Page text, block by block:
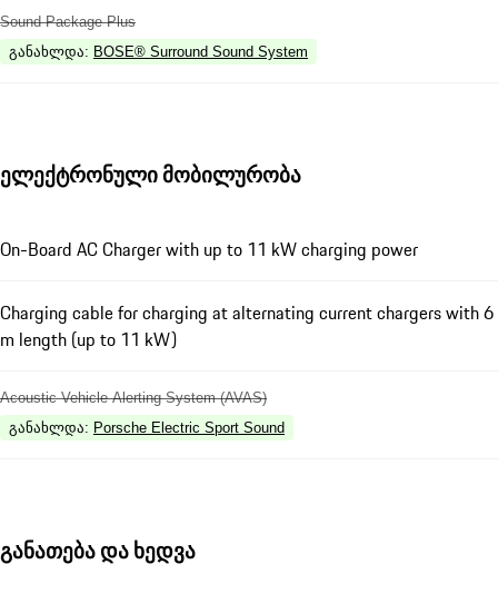
Sound Package Plus
განახლდა: BOSE® Surround Sound System
ელექტრონული მობილურობა
On-Board AC Charger with up to 11 kW charging power
Charging cable for charging at alternating current chargers with 6
m length (up to 11 kW)
Acoustic Vehicle Alerting System (AVAS)
განახლდა: Porsche Electric Sport Sound
განათება და ხედვა